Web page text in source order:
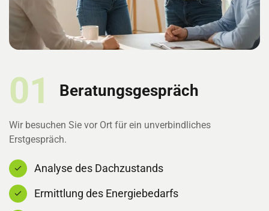
01 Beratungsgespräch
Wir besuchen Sie vor Ort für ein unverbindliches
Erstgespräch.
Analyse des Dachzustands
Ermittlung des Energiebedarfs